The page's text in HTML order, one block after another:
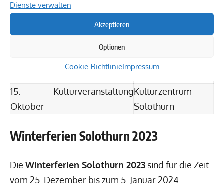
Dienste verwalten
Akzeptieren
Optionen
Cookie-RichtlinieImpressum
Oktober
Solothurn
Familienwanderung
15.
Oktober
KulturveranstaltungKulturzentrum
Solothurn
Winterferien Solothurn 2023
Die Winterferien Solothurn 2023 sind für die Zeit
vom 25. Dezember bis zum 5. Januar 2024